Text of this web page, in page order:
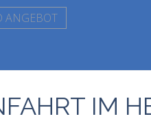
ANGEBOT
IM